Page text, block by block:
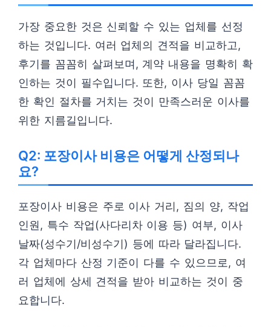
가장 중요한 것은 신뢰할 수 있는 업체를 선정
하는 것입니다. 여러 업체의 견적을 비교하고,
후기를 꼼꼼히 살펴보며, 계약 내용을 명확히 확
인하는 것이 필수입니다. 또한, 이사 당일 꼼꼼
한 확인 절차를 거치는 것이 만족스러운 이사를
위한 지름길입니다.
Q2: 포장이사 비용은 어떻게 산정되나
요?
포장이사 비용은 주로 이사 거리, 짐의 양, 작업
인원, 특수 작업(사다리차 이용 등) 여부, 이사
날짜(성수기/비성수기) 등에 따라 달라집니다.
각 업체마다 산정 기준이 다를 수 있으므로, 여
러 업체에 상세 견적을 받아 비교하는 것이 중
요합니다.